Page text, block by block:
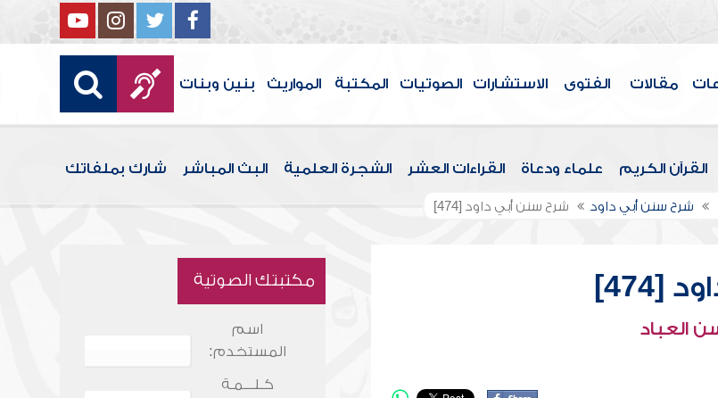
مقالات الفتوى الاستشارات الصوتيات المكتبة المواريث بنين وبنات
القرآن الكريم علماء ودعاة القراءات العشر الشجرة العلمية البث المباشر شارك بملفاتك
شرح سنن أبي داود شرح سنن أبي داود [474]
[474]
العباد
مكتبتك الصوتية
اسم
المستخدم:
كـلـــمـة